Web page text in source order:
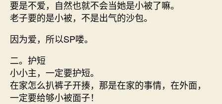
要是不爱，自然也就不会当她是小被了嘛。
老子要的是小被，不是出气的沙包。
因为爱，所以SP喽。
二。护短
小小主，一定要护短。
在家怎么扒裤子开揍，那是在家的事情，在外面，
一定要给够小被面子！